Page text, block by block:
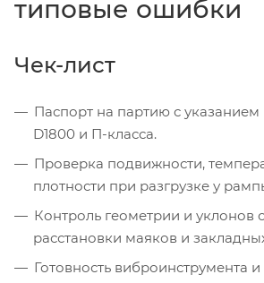
типовые ошибки
Чек-лист
Паспорт на партию с указанием
D1800 и П-класса.
Проверка подвижности,
плотности при разгрузке у
Контроль геометрии и уклонов
расстановки маяков и
Готовность виброинструмента и